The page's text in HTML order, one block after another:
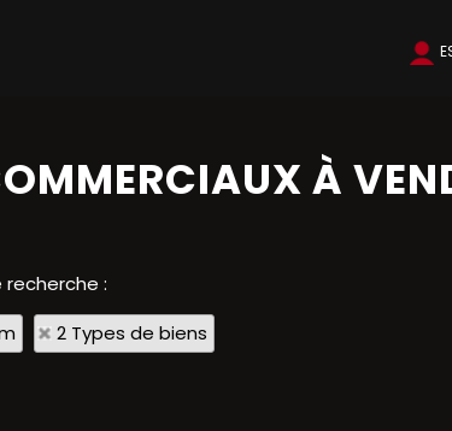
À
recherche :
2 Types de biens